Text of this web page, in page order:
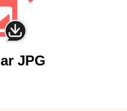
JPG